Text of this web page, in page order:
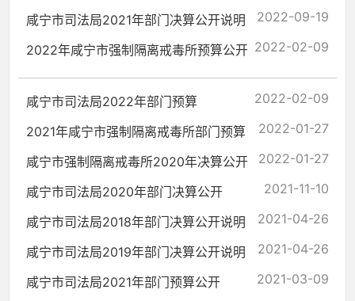
咸宁市司法局2021年部门决算公开说明 2022-09-19
2022年咸宁市强制隔离戒毒所预算公开 2022-02-09
咸宁市司法局2022年部门预算 2022-02-09
2021年咸宁市强制隔离戒毒所部门预算 2022-01-27
咸宁市强制隔离戒毒所2020年决算公开 2022-01-27
咸宁市司法局2020年部门决算公开 2021-11-10
咸宁市司法局2018年部门决算公开说明 2021-04-26
咸宁市司法局2019年部门决算公开说明 2021-04-26
咸宁市司法局2021年部门预算公开 2021-03-09